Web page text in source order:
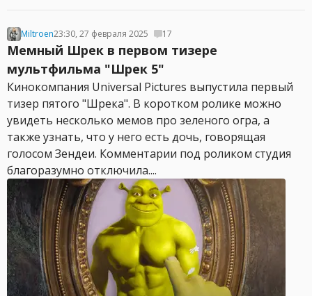
Miltroen23:30, 27 февраля 2025 17
Мемный Шрек в первом тизере
мультфильма "Шрек 5"
Кинокомпания Universal Pictures выпустила первый
тизер пятого "Шрека". В коротком ролике можно
увидеть несколько мемов про зеленого огра, а
также узнать, что у него есть дочь, говорящая
голосом Зендеи. Комментарии под роликом студия
благоразумно отключила....